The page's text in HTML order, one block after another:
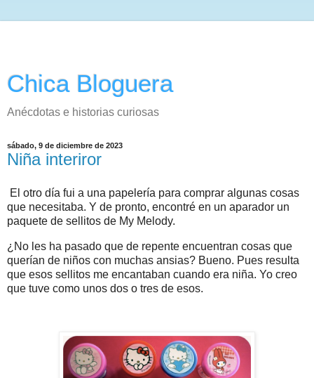
Chica Bloguera
Anécdotas e historias curiosas
sábado, 9 de diciembre de 2023
Niña interiror
El otro día fui a una papelería para comprar algunas cosas
que necesitaba. Y de pronto, encontré en un aparador un
paquete de sellitos de My Melody.
¿No les ha pasado que de repente encuentran cosas que
querían de niños con muchas ansias? Bueno. Pues resulta
que esos sellitos me encantaban cuando era niña. Yo creo
que tuve como unos dos o tres de esos.